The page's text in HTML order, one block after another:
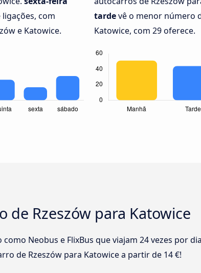
com
e Katowice.
tardevê o menor número
Katowice, com 29 oferece.
de Rzeszów para Katowice
Neobus e FlixBus que viajam 24 vezes por
de Rzeszów para Katowice a partir de 14 €!